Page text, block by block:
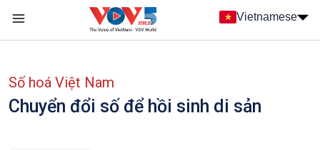
Nhảy đến nội dung
Vietnamese
Số hoá Việt Nam
Chuyển đổi số để hồi sinh di sản